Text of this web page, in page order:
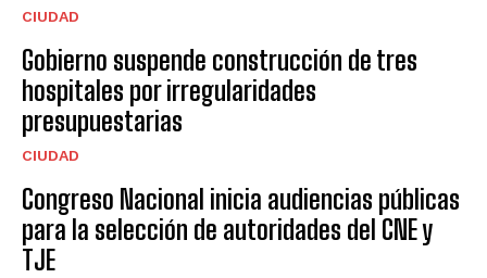
CIUDAD
Gobierno suspende construcción de tres
hospitales por irregularidades
presupuestarias
CIUDAD
Congreso Nacional inicia audiencias públicas
para la selección de autoridades del CNE y
TJE